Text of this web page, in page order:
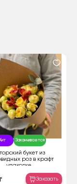
Заканчивается
букет из
роз в крафт
упаковке
Заказать